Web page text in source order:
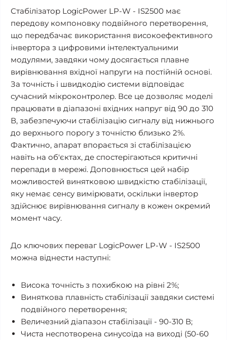
Стабілізатор LogicPower LP-W - IS2500 має
передову компоновку подвійного перетворення,
що передбачає використання високоефективного
інвертора з цифровими інтелектуальними
модулями, завдяки чому досягається плавне
вирівнювання вхідної напруги на постійній основі.
За точність і швидкодію системи відповідає
сучасний мікроконтролер. Все це дозволяє моделі
працювати в діапазоні вхідних напруг від 90 до 310
В, забезпечуючи стабілізацію сигналу від нижнього
до верхнього порогу з точністю близько 2%.
Фактично, апарат впорається зі стабілізацією
навіть на об'єктах, де спостерігаються критичні
перепади в мережі. Доповнюється цей набір
можливостей винятковою швидкістю стабілізації,
яку немає сенсу вимірювати, оскільки інвертор
здійснює вирівнювання сигналу в кожен окремий
момент часу.
До ключових переваг LogicPower LP-W - IS2500
можна віднести наступні:
Висока точність з похибкою на рівні 2%;
Виняткова плавність стабілізації завдяки системі
подвійного перетворення;
Величезний діапазон стабілізації - 90-310 В;
Чиста неспотворена синусоїда на виході (50-60